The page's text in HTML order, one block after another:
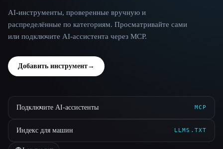
AI-инструменты, проверенные вручную и
распределённые по категориям. Просматривайте сами
или подключите AI-ассистента через MCP.
Добавить инструмент→
Подключите AI-ассистенты MCP
Индекс для машин LLMS.TXT